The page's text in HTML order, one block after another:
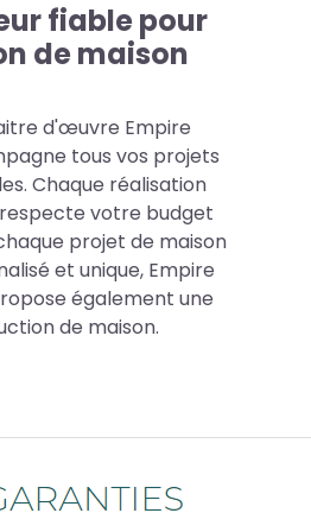
fiable pour
de maison
d'œuvre Empire
tous vos projets
Chaque réalisation
votre budget
projet de maison
et unique, Empire
également une
de maison.